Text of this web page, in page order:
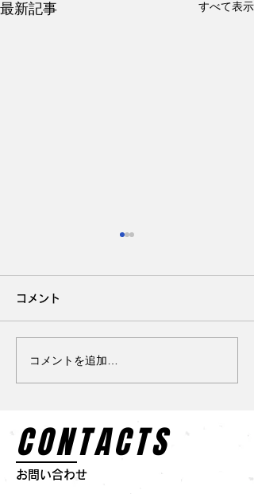
最新記事 すべて表示
体幹トレーニングにもな
コメント
コメントを追加…
CONTACTS
お問い合わせ